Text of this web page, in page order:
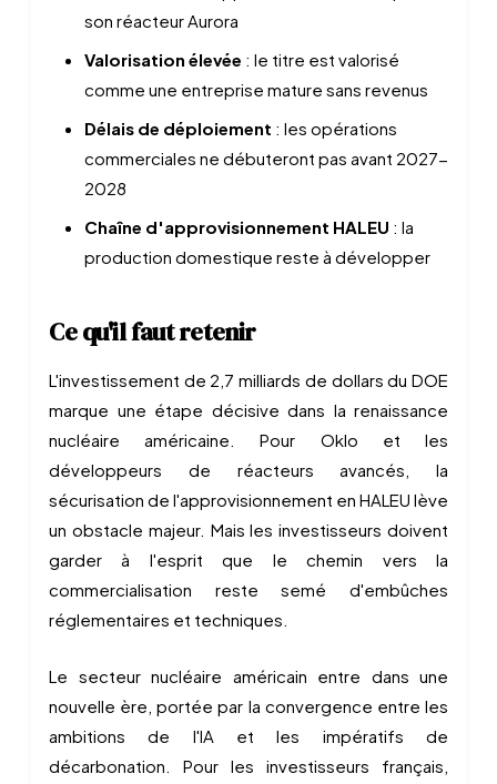
son réacteur Aurora
Valorisation élevée : le titre est valorisé
comme une entreprise mature sans revenus
Délais de déploiement : les opérations
commerciales ne débuteront pas avant 2027-
2028
Chaîne d'approvisionnement HALEU : la
production domestique reste à développer
Ce qu'il faut retenir
L'investissement de 2,7 milliards de dollars du DOE
marque une étape décisive dans la renaissance
nucléaire américaine. Pour Oklo et les
développeurs de réacteurs avancés, la
sécurisation de l'approvisionnement en HALEU lève
un obstacle majeur. Mais les investisseurs doivent
garder à l'esprit que le chemin vers la
commercialisation reste semé d'embûches
réglementaires et techniques.
Le secteur nucléaire américain entre dans une
nouvelle ère, portée par la convergence entre les
ambitions de l'IA et les impératifs de
décarbonation. Pour les investisseurs français,